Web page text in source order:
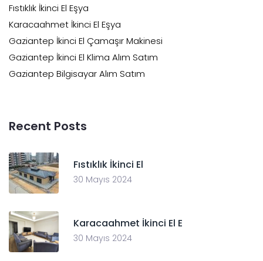
Fıstıklık İkinci El Eşya
Karacaahmet İkinci El Eşya
Gaziantep İkinci El Çamaşır Makinesi
Gaziantep İkinci El Klima Alım Satım
Gaziantep Bilgisayar Alım Satım
Recent Posts
Fıstıklık İkinci El
30 Mayıs 2024
Karacaahmet İkinci El E
30 Mayıs 2024